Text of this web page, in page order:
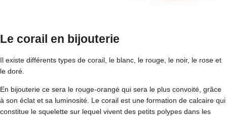
Le corail en bijouterie
Il existe différents types de corail, le blanc, le rouge, le noir, le rose et
le doré.
En bijouterie ce sera le rouge-orangé qui sera le plus convoité, grâce
à son éclat et sa luminosité. Le corail est une formation de calcaire qui
constitue le squelette sur lequel vivent des petits polypes dans les